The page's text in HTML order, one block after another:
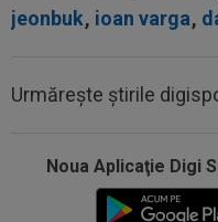
jeonbuk, ioan varga,
Urmărește știrile
Noua Aplicaţie Digi
09:47 EXCLUSIV
se va întâmpla cu Jason